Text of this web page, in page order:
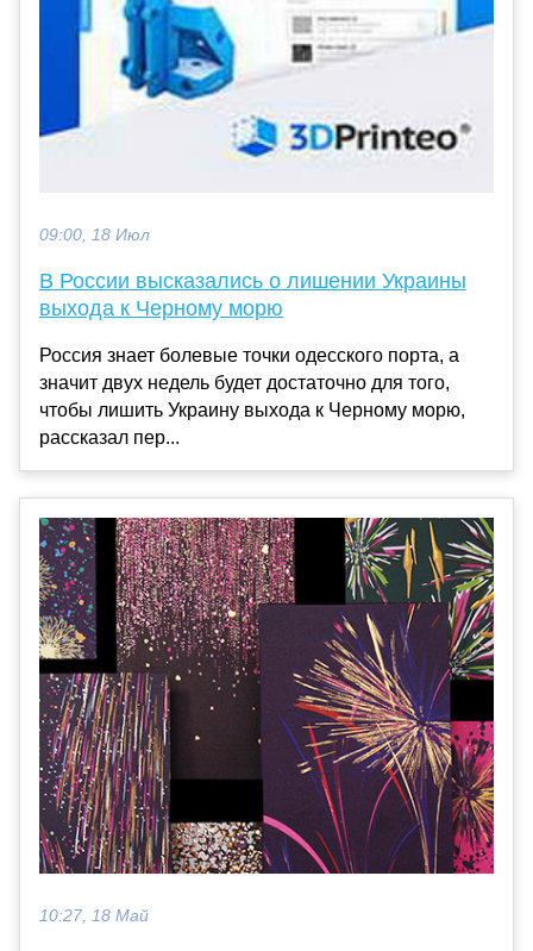
09:00, 18 Июл
В России высказались о лишении Украины
выхода к Черному морю
Россия знает болевые точки одесского порта, а
значит двух недель будет достаточно для того,
чтобы лишить Украину выхода к Черному морю,
рассказал пер...
10:27, 18 Май